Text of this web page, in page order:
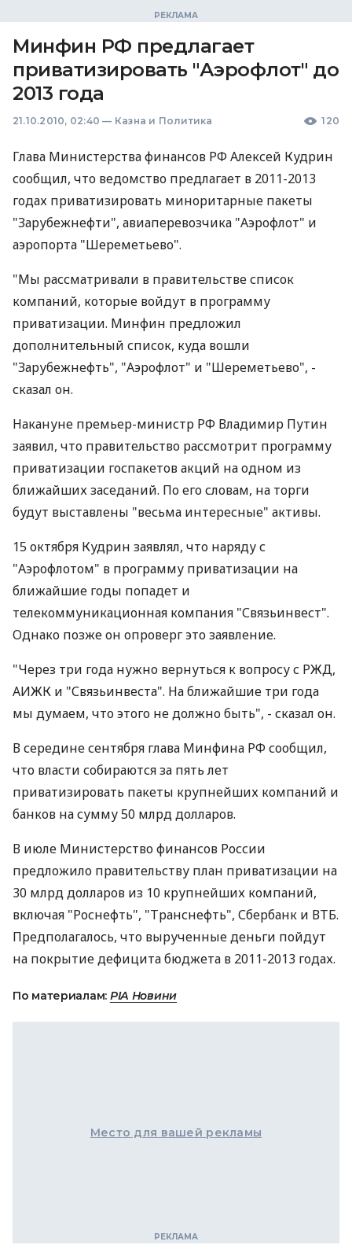
Минфин РФ предлагает
приватизировать "Аэрофлот" до
2013 года
21.10.2010, 02:40 — Казна и Политика 120
Глава Министерства финансов РФ Алексей Кудрин
сообщил, что ведомство предлагает в 2011-2013
годах приватизировать миноритарные пакеты
"Зарубежнефти", авиаперевозчика "Аэрофлот" и
аэропорта "Шереметьево".
"Мы рассматривали в правительстве список
компаний, которые войдут в программу
приватизации. Минфин предложил
дополнительный список, куда вошли
"Зарубежнефть", "Аэрофлот" и "Шереметьево", -
сказал он.
Накануне премьер-министр РФ Владимир Путин
заявил, что правительство рассмотрит программу
приватизации госпакетов акций на одном из
ближайших заседаний. По его словам, на торги
будут выставлены "весьма интересные" активы.
15 октября Кудрин заявлял, что наряду с
"Аэрофлотом" в программу приватизации на
ближайшие годы попадет и
телекоммуникационная компания "Связьинвест".
Однако позже он опроверг это заявление.
"Через три года нужно вернуться к вопросу с РЖД,
АИЖК и "Связьинвеста". На ближайшие три года
мы думаем, что этого не должно быть", - сказал он.
В середине сентября глава Минфина РФ сообщил,
что власти собираются за пять лет
приватизировать пакеты крупнейших компаний и
банков на сумму 50 млрд долларов.
В июле Министерство финансов России
предложило правительству план приватизации на
30 млрд долларов из 10 крупнейших компаний,
включая "Роснефть", "Транснефть", Сбербанк и ВТБ.
Предполагалось, что вырученные деньги пойдут
на покрытие дефицита бюджета в 2011-2013 годах.
По материалам: РІА Новини
Место для вашей рекламы